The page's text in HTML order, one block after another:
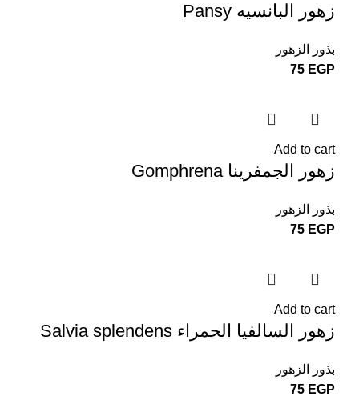
زهور البانسيه Pansy
بذور الزهور
75 EGP
Add to cart
زهور الجمفرينا Gomphrena
بذور الزهور
75 EGP
Add to cart
زهور السالفيا الحمراء Salvia splendens
بذور الزهور
75 EGP